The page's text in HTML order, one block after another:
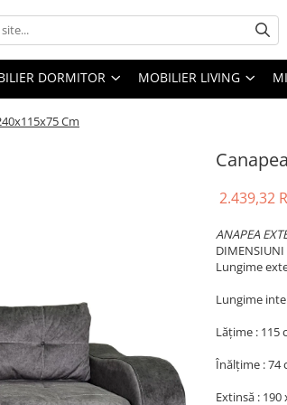
DORMITOR MOBILIER LIVING
Cm
2.439,32
ANAPEA
DIMENSIUNI
Lungime
Lungime
Lățime : 115
Înălțime : 74
Extinsă : 190